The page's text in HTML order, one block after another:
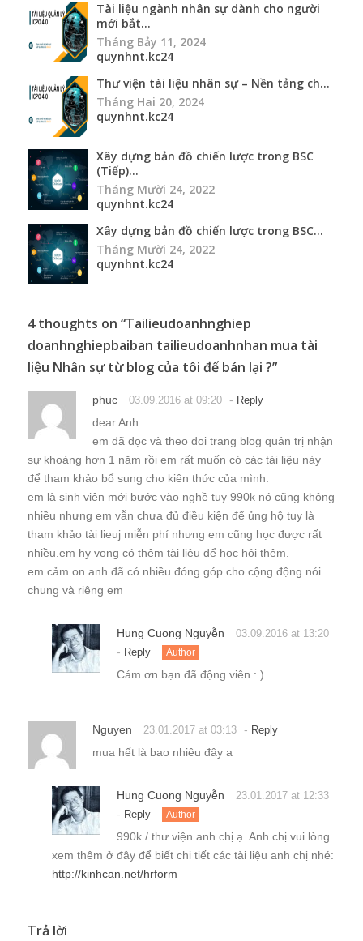
Tài liệu ngành nhân sự dành cho người
mới bắt...
Tháng Bảy 11, 2024
quynhnt.kc24
Thư viện tài liệu nhân sự – Nền tảng ch...
Tháng Hai 20, 2024
quynhnt.kc24
Xây dựng bản đồ chiến lược trong BSC
(Tiếp)...
Tháng Mười 24, 2022
quynhnt.kc24
Xây dựng bản đồ chiến lược trong BSC...
Tháng Mười 24, 2022
quynhnt.kc24
4 thoughts on “Tailieudoanhnghiep
doanhnghiepbaiban tailieudoanhnhan mua tài
liệu Nhân sự từ blog của tôi để bán lại ?”
phuc 03.09.2016 at 09:20 - Reply
dear Anh:
em đã đọc và theo doi trang blog quản trị nhận
sự khoảng hơn 1 năm rồi em rất muốn có các tài liệu này
để tham khảo bổ sung cho kiên thức của mình.
em là sinh viên mới bước vào nghề tuy 990k nó cũng không
nhiều nhưng em vẫn chưa đủ điều kiện để ủng hộ tuy là
tham khảo tài lieuj miễn phí nhưng em cũng học được rất
nhiều.em hy vọng có thêm tài liệu để học hỏi thêm.
em cảm on anh đã có nhiều đóng góp cho cộng động nói
chung và riêng em
Hung Cuong Nguyễn 03.09.2016 at 13:20
- Reply Author
Cám ơn bạn đã động viên : )
Nguyen 23.01.2017 at 03:13 - Reply
mua hết là bao nhiêu đây a
Hung Cuong Nguyễn 23.01.2017 at 12:33
- Reply Author
990k / thư viện anh chị ạ. Anh chị vui lòng
xem thêm ở đây để biết chi tiết các tài liệu anh chị nhé:
http://kinhcan.net/hrform
Trả lời